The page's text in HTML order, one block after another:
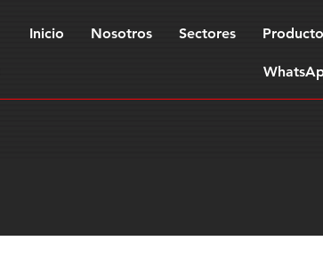
Inicio Nosotros Sectores